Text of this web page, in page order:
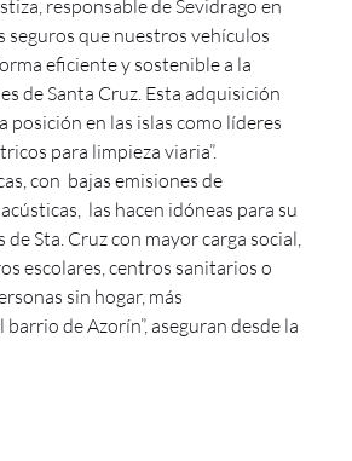
responsable de Sevidrago en
seguros que nuestros vehículos
eficiente y sostenible a la
de Santa Cruz. Esta adquisición
posición en las islas como líderes
para limpieza viaria”.
con bajas emisiones de
las hacen idóneas para su
Sta. Cruz con mayor carga social,
escolares, centros sanitarios o
sin hogar, más
de Azorín”, aseguran desde la